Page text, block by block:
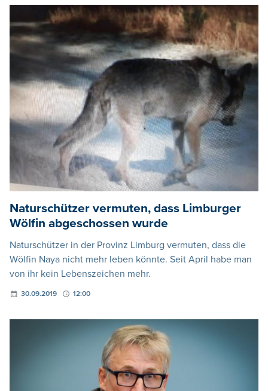
Naturschützer vermuten, dass Limburger
Wölfin abgeschossen wurde
Naturschützer in der Provinz Limburg vermuten, dass die
Wölfin Naya nicht mehr leben könnte. Seit April habe man
von ihr kein Lebenszeichen mehr.
30.09.2019 12:00